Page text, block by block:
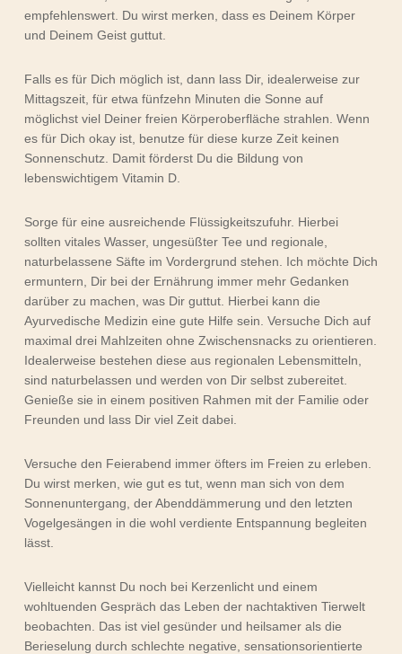
empfehlenswert. Du wirst merken, dass es Deinem Körper
und Deinem Geist guttut.
Falls es für Dich möglich ist, dann lass Dir, idealerweise zur
Mittagszeit, für etwa fünfzehn Minuten die Sonne auf
möglichst viel Deiner freien Körperoberfläche strahlen. Wenn
es für Dich okay ist, benutze für diese kurze Zeit keinen
Sonnenschutz. Damit förderst Du die Bildung von
lebenswichtigem Vitamin D.
Sorge für eine ausreichende Flüssigkeitszufuhr. Hierbei
sollten vitales Wasser, ungesüßter Tee und regionale,
naturbelassene Säfte im Vordergrund stehen. Ich möchte Dich
ermuntern, Dir bei der Ernährung immer mehr Gedanken
darüber zu machen, was Dir guttut. Hierbei kann die
Ayurvedische Medizin eine gute Hilfe sein. Versuche Dich auf
maximal drei Mahlzeiten ohne Zwischensnacks zu orientieren.
Idealerweise bestehen diese aus regionalen Lebensmitteln,
sind naturbelassen und werden von Dir selbst zubereitet.
Genieße sie in einem positiven Rahmen mit der Familie oder
Freunden und lass Dir viel Zeit dabei.
Versuche den Feierabend immer öfters im Freien zu erleben.
Du wirst merken, wie gut es tut, wenn man sich von dem
Sonnenuntergang, der Abenddämmerung und den letzten
Vogelgesängen in die wohl verdiente Entspannung begleiten
lässt.
Vielleicht kannst Du noch bei Kerzenlicht und einem
wohltuenden Gespräch das Leben der nachtaktiven Tierwelt
beobachten. Das ist viel gesünder und heilsamer als die
Berieselung durch schlechte negative, sensationsorientierte